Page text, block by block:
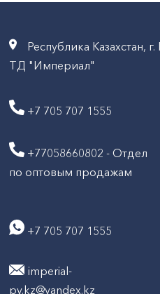
Республика Казахстан,
ТД "Империал"
+7 705 707 1555
+77058660802 - Отдел
по оптовым продажам
+7 705 707 1555
imperial-
pv.kz@yandex.kz